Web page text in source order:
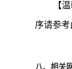
【
序请参考
八、相关